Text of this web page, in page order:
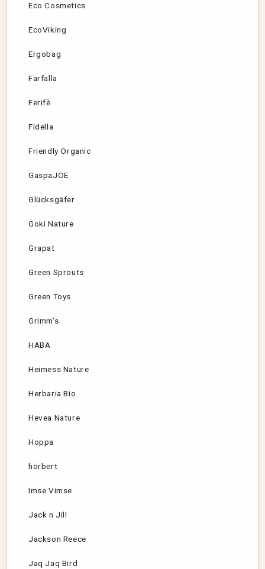
Eco Cosmetics
EcoViking
Ergobag
Farfalla
Ferifè
Fidella
Friendly Organic
GaspaJOE
Glücksgäfer
Goki Nature
Grapat
Green Sprouts
Green Toys
Grimm’s
HABA
Heimess Nature
Herbaria Bio
Hevea Nature
Hoppa
hörbert
Imse Vimse
Jack n Jill
Jackson Reece
Jaq Jaq Bird